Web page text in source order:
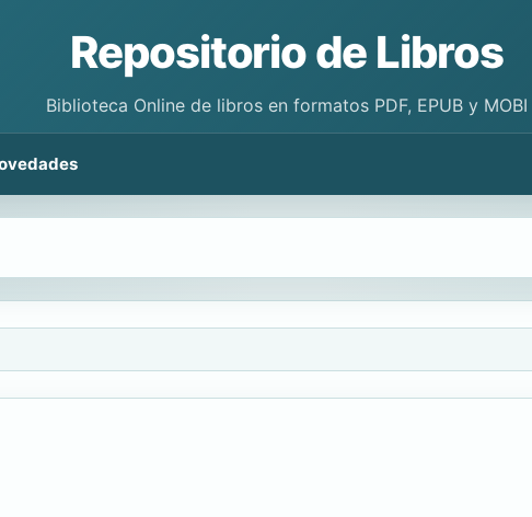
Repositorio de Libros
Biblioteca Online de libros en formatos PDF, EPUB y MOBI